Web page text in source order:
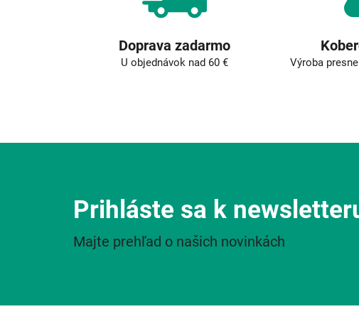
Doprava zadarmo
U objednávok nad 60 € Výroba
Prihláste sa k
Majte prehľad o našich novinkách